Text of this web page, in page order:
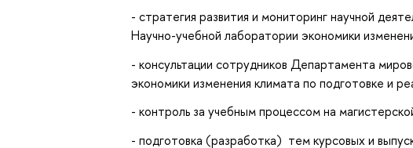
- стратегия развития и мониторинг научной
Научно-учебной лаборатории экономики
- консультации сотрудников Департамента
экономики изменения климата по подготовке и
- контроль за учебным процессом на
- подготовка (разработка) тем курсовых и